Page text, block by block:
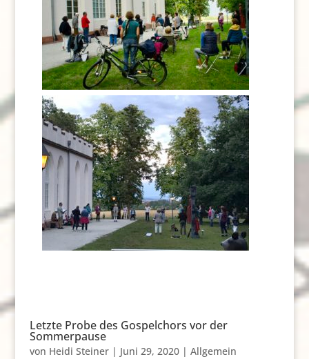
Letzte Probe des Gospelchors vor der
Sommerpause
von Heidi Steiner| Juni 29, 2020| Allgemein